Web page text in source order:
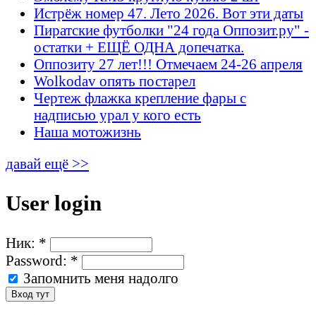
Истрёж номер 47. Лето 2026. Вот эти даты
Пиратские футболки "24 года Оппозит.ру" -
остатки + ЕЩЁ ОДНА допечатка.
Оппозиту 27 лет!!! Отмечаем 24-26 апреля
Wolkodav опять постарел
Чертеж флажка крепление фары с
надписью урал у кого есть
Наша мотожизнь
давай ещё >>
User login
Ник: *
Password: *
Запомнить меня надолго